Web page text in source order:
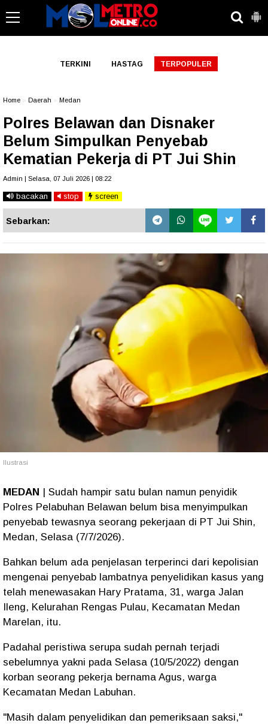
TERKINI HASTAG TERPOPULER
Home Daerah Medan
Polres Belawan dan Disnaker
Belum Simpulkan Penyebab
Kematian Pekerja di PT Jui Shin
Admin | Selasa, 07 Juli 2026 | 08:22
bacakan stop screen
Sebarkan:
Ilustrasi
MEDAN | Sudah hampir satu bulan namun penyidik
Polres Pelabuhan Belawan belum bisa menyimpulkan
penyebab tewasnya seorang pekerjaan di PT Jui Shin,
Medan, Selasa (7/7/2026).
Bahkan belum ada penjelasan terperinci dari kepolisian
mengenai penyebab lambatnya penyelidikan kasus yang
telah menewasakan Hary Pratama, 31, warga Jalan
Ileng, Kelurahan Rengas Pulau, Kecamatan Medan
Marelan, itu.
Padahal peristiwa serupa sudah pernah terjadi
sebelumnya yakni pada Selasa (10/5/2022) dengan
korban seorang pekerja bernama Agus, warga
Kecamatan Medan Labuhan.
"Masih dalam penyelidikan dan pemeriksaan saksi,"